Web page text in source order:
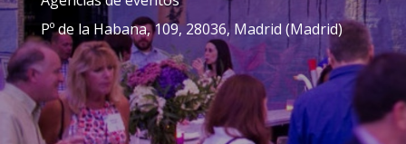
Pº de la Habana, 109, 28036, Madrid (Madrid)